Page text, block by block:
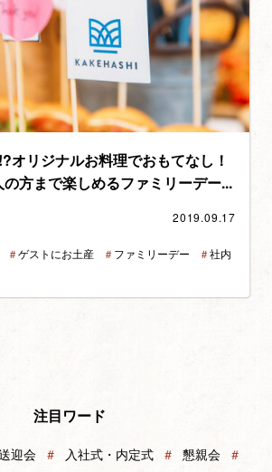
オリジナルお料理でおもてなし！
方まで楽しめるファミリーデー...
2019.09.17
＃ゲストにお土産 ＃ファミリーデー ＃社内
注目ワード
迎会 ＃ 入社式・内定式 ＃ 懇親会 ＃